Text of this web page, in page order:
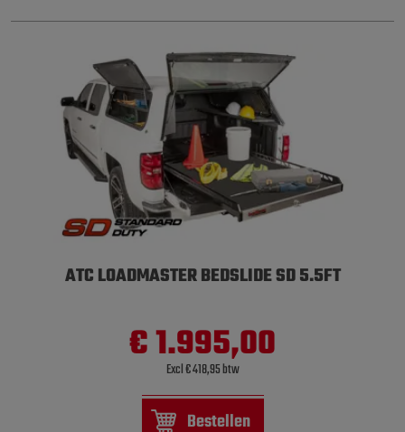
ATC LOADMASTER BEDSLIDE SD 5.5FT
€ 1.995,00
Excl € 418,95 btw
Bestellen